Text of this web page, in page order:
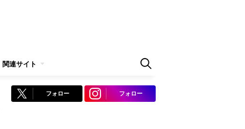
関連サイト
フォロー フォロー